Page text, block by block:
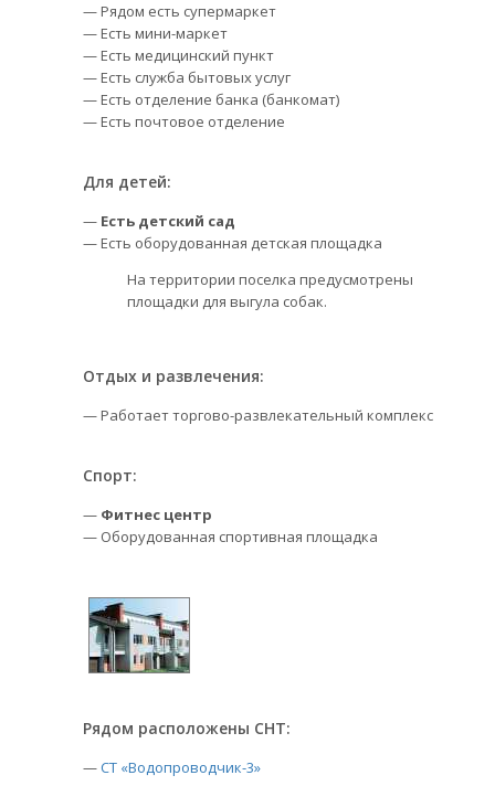
— Рядом есть супермаркет
— Есть мини-маркет
— Есть медицинский пункт
— Есть служба бытовых услуг
— Есть отделение банка (банкомат)
— Есть почтовое отделение
Для детей:
— Есть детский сад
— Есть оборудованная детская площадка
На территории поселка предусмотрены
площадки для выгула собак.
Отдых и развлечения:
— Работает торгово-развлекательный комплекс
Спорт:
— Фитнес центр
— Оборудованная спортивная площадка
Рядом расположены СНТ:
—СТ «Водопроводчик-3»